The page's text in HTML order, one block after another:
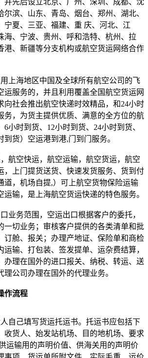
尔滨、山东、青岛、烟台、郑州、湖北、
宁夏、三亚、福建、重 庆、河北、江
海、宁波、贵州、呼和浩特、杭州、拉
港、新疆等分支机构或航空货运网络合作
上海地区中国及全球所有航空公司的飞
运服务的，并且利用覆盖全国航空货运网
向社会推出航空快递时效精品，和24小时
务，为货主提供优质、满意的全方位的航
小时到货、12小时到货、24小时到货、
到货）空运港到港,门到门服务。
航空快运，航空运输，航空货运，航空
，上门提货送货、快速发货服务、货到付
道，机场自提,）可上航空货物保险运输
运输，是上海航空货运快递的特色服务。
务范围，空运出口根据客户的委托，
一切业务；审核客户提供的各类清单和批
订舱、报关；办理产地证、保险单和商检
运输、打包装、签发提单、运杂费结算，
办理在国外的进口报关、纳税、转运、送
公司办理在国外的代理业务。
作流程
自己填写货运托运书。托运书应包括下
收货人、始发站机场、目的地机场、要求
运输用的声明价值、供海关用的声明价